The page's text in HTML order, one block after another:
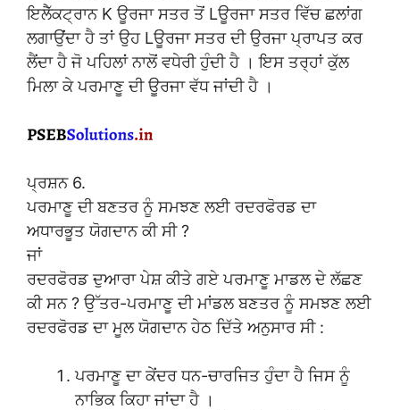
ਇਲੈੱਕਟ੍ਰਾਨ K ਊਰਜਾ ਸਤਰ ਤੋਂ Lਊਰਜਾ ਸਤਰ ਵਿੱਚ ਛਲਾਂਗ
ਲਗਾਉਂਦਾ ਹੈ ਤਾਂ ਉਹ Lਊਰਜਾ ਸਤਰ ਦੀ ਉਰਜਾ ਪ੍ਰਾਪਤ ਕਰ
ਲੈਂਦਾ ਹੈ ਜੋ ਪਹਿਲਾਂ ਨਾਲੋਂ ਵਧੇਰੀ ਹੁੰਦੀ ਹੈ । ਇਸ ਤਰ੍ਹਾਂ ਕੁੱਲ
ਮਿਲਾ ਕੇ ਪਰਮਾਣੂ ਦੀ ਊਰਜਾ ਵੱਧ ਜਾਂਦੀ ਹੈ ।
ਪ੍ਰਸ਼ਨ 6.
ਪਰਮਾਣੂ ਦੀ ਬਣਤਰ ਨੂੰ ਸਮਝਣ ਲਈ ਰਦਰਫੋਰਡ ਦਾ
ਅਧਾਰਭੂਤ ਯੋਗਦਾਨ ਕੀ ਸੀ ?
ਜਾਂ
ਰਦਰਫੋਰਡ ਦੁਆਰਾ ਪੇਸ਼ ਕੀਤੇ ਗਏ ਪਰਮਾਣੂ ਮਾਡਲ ਦੇ ਲੱਛਣ
ਕੀ ਸਨ ? ਉੱਤਰ-ਪਰਮਾਣੂ ਦੀ ਮਾਂਡਲ ਬਣਤਰ ਨੂੰ ਸਮਝਣ ਲਈ
ਰਦਰਫੋਰਡ ਦਾ ਮੂਲ ਯੋਗਦਾਨ ਹੇਠ ਦਿੱਤੇ ਅਨੁਸਾਰ ਸੀ :
ਪਰਮਾਣੂ ਦਾ ਕੇਂਦਰ ਧਨ-ਚਾਰਜਿਤ ਹੁੰਦਾ ਹੈ ਜਿਸ ਨੂੰ
ਨਾਭਿਕ ਕਿਹਾ ਜਾਂਦਾ ਹੈ ।